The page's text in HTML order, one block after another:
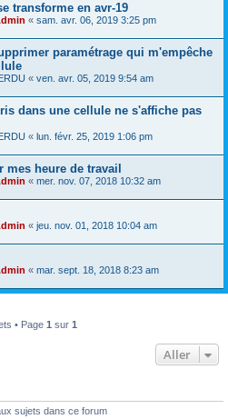
transforme en avr-19
« sam. avr. 06, 2019 3:25 pm
paramétrage qui m'empêche
« ven. avr. 05, 2019 9:54 am
dans une cellule ne s'affiche pas
« lun. févr. 25, 2019 1:06 pm
heure de travail
« mer. nov. 07, 2018 10:32 am
« jeu. nov. 01, 2018 10:04 am
« mar. sept. 18, 2018 8:23 am
• Page 1 sur 1
Aller
sujets dans ce forum